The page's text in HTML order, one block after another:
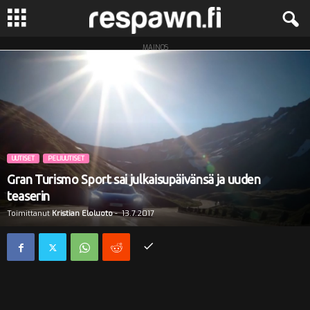
R
s
MAINOS
UUTISET PELIUUTISET
Gran Turismo Sport sai julkaisupäivänsä ja uuden
teaserin
Toimittanut Kristian Eloluoto- 13.7.2017